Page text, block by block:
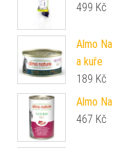
499 Kč
Almo
a kuře
189 Kč
Almo
467 Kč